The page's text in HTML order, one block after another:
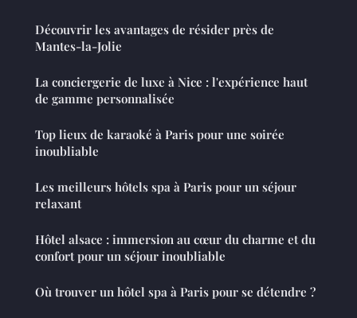
Découvrir les avantages de résider près de
Mantes-la-Jolie
La conciergerie de luxe à Nice : l'expérience haut
de gamme personnalisée
Top lieux de karaoké à Paris pour une soirée
inoubliable
Les meilleurs hôtels spa à Paris pour un séjour
relaxant
Hôtel alsace : immersion au cœur du charme et du
confort pour un séjour inoubliable
Où trouver un hôtel spa à Paris pour se détendre ?